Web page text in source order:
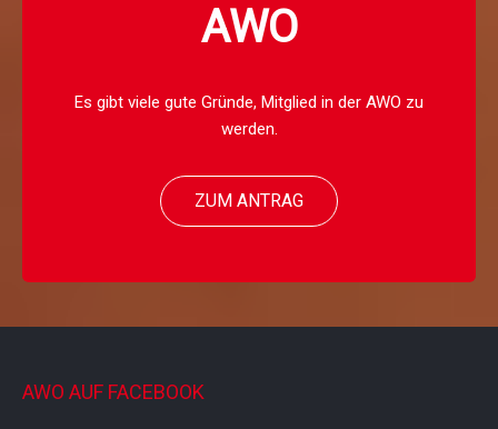
AWO
Es gibt viele gute Gründe, Mitglied in der AWO zu
werden.
ZUM ANTRAG
AWO AUF FACEBOOK